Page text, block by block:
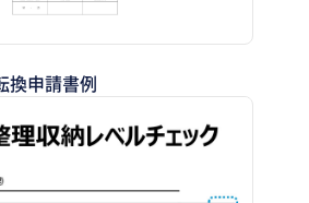
換申請書例